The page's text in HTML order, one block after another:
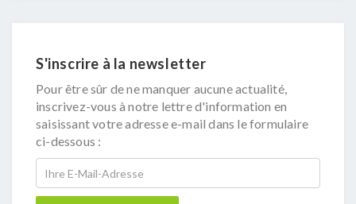
S'inscrire à la newsletter
Pour être sûr de ne manquer aucune actualité,
inscrivez-vous à notre lettre d'information en
saisissant votre adresse e-mail dans le formulaire
ci-dessous :